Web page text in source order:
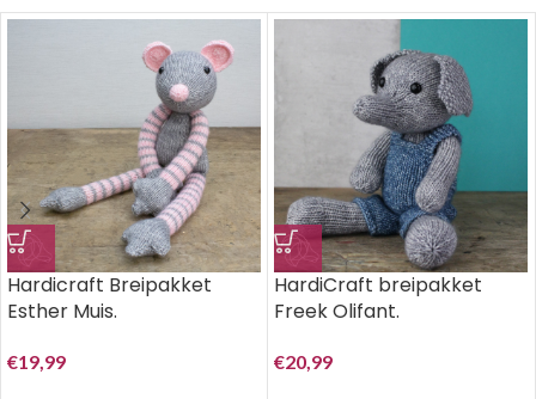
Hardicraft Breipakket
Esther Muis.
€19,99
HardiCraft breipakket
Freek Olifant.
€20,99